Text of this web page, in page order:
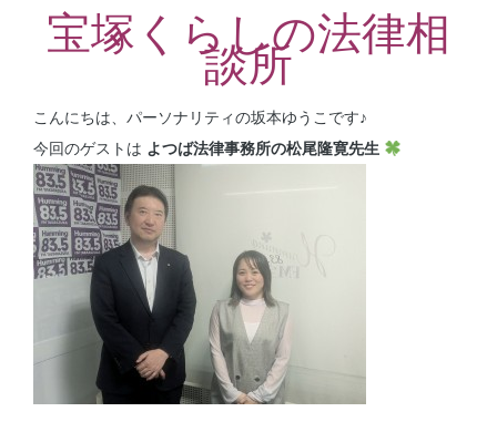
宝塚くらしの法律相
談所
こんにちは、パーソナリティの坂本ゆうこです♪
今回のゲストは よつば法律事務所の松尾隆寛先生